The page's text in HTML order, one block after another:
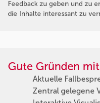
Feedback zu geben und zu
die Inhalte interessant zu
Gute Gründen
Aktuelle
Zentral gelegene